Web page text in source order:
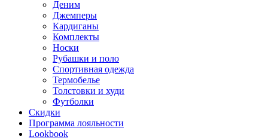
Деним
Джемперы
Кардиганы
Комплекты
Носки
Рубашки и поло
Спортивная одежда
Термобелье
Толстовки и худи
Футболки
Скидки
Программа лояльности
Lookbook